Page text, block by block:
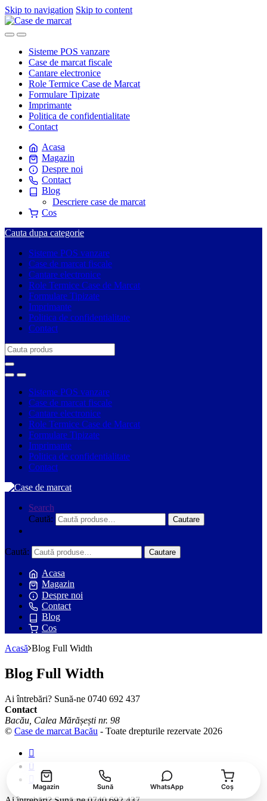
Skip to navigation Skip to content
Sisteme POS vanzare
Case de marcat fiscale
Cantare electronice
Role Termice Case de Marcat
Formulare Tipizate
Imprimante
Politica de confidentialitate
Contact
Acasa
Magazin
Despre noi
Contact
Blog
Descriere case de marcat
Cos
Cauta dupa categorie
Sisteme POS vanzare
Case de marcat fiscale
Cantare electronice
Role Termice Case de Marcat
Formulare Tipizate
Imprimante
Politica de confidentialitate
Contact
Search
for:
Sisteme POS vanzare
Case de marcat fiscale
Cantare electronice
Role Termice Case de Marcat
Formulare Tipizate
Imprimante
Politica de confidentialitate
Contact
Search
Caută:
Cautare
Caută: Cautare
Acasa
Magazin
Despre noi
Contact
Blog
Cos
Acasă Blog Full Width
Blog Full Width
Ai întrebări? Sună-ne 0740 692 437
Contact
Bacău, Calea Mărășești nr. 98
© Case de marcat Bacău - Toate drepturile rezervate 2026
Magazin Sună WhatsApp Coș